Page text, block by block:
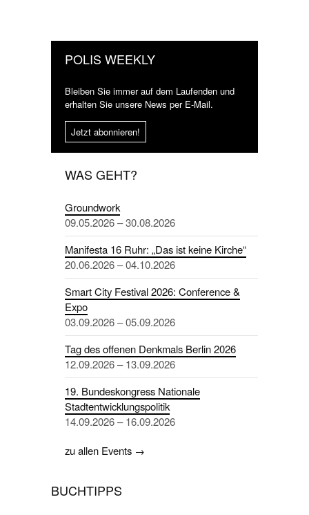
POLIS WEEKLY
Bleiben Sie immer auf dem Laufenden und
erhalten Sie unsere News per E-Mail.
Jetzt abonnieren!
WAS GEHT?
Groundwork
09.05.2026 – 30.08.2026
Manifesta 16 Ruhr: „Das ist keine Kirche“
20.06.2026 – 04.10.2026
Smart City Festival 2026: Conference &
Expo
03.09.2026 – 05.09.2026
Tag des offenen Denkmals Berlin 2026
12.09.2026 – 13.09.2026
19. Bundeskongress Nationale
Stadtentwicklungspolitik
14.09.2026 – 16.09.2026
zu allen Events →
BUCHTIPPS